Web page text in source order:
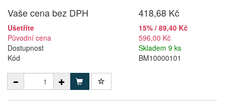
Vaše cena bez DPH
418,68 Kč
Ušetříte
15% / 89,40 Kč
Původní cena
596,00 Kč
Dostupnost
Skladem 9 ks
Kód
BM10000101